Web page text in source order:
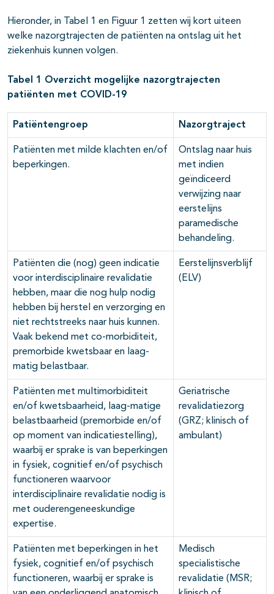
Hieronder, in Tabel 1 en Figuur 1 zetten wij kort uiteen
welke nazorgtrajecten de patiënten na ontslag uit het
ziekenhuis kunnen volgen.
Tabel 1 Overzicht mogelijke nazorgtrajecten
patiënten met COVID-19
Patiëntengroep Nazorgtraject
Patiënten met milde klachten en/of
beperkingen.
Ontslag naar huis
met indien
geïndiceerd
verwijzing naar
eerstelijns
paramedische
behandeling.
Patiënten die (nog) geen indicatie
voor interdisciplinaire revalidatie
hebben, maar die nog hulp nodig
hebben bij herstel en verzorging en
niet rechtstreeks naar huis kunnen.
Vaak bekend met co-morbiditeit,
premorbide kwetsbaar en laag-
matig belastbaar.
Eerstelijnsverblijf
(ELV)
Patiënten met multimorbiditeit
en/of kwetsbaarheid, laag-matige
belastbaarheid (premorbide en/of
op moment van indicatiestelling),
waarbij er sprake is van beperkingen
in fysiek, cognitief en/of psychisch
functioneren waarvoor
interdisciplinaire revalidatie nodig is
met ouderengeneeskundige
expertise.
Geriatrische
revalidatiezorg
(GRZ; klinisch of
ambulant)
Patiënten met beperkingen in het
fysiek, cognitief en/of psychisch
functioneren, waarbij er sprake is
Medisch
specialistische
revalidatie (MSR;